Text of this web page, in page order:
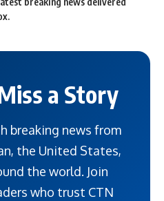
a Story
breaking news from
the United States,
the world. Join
who trust CTN